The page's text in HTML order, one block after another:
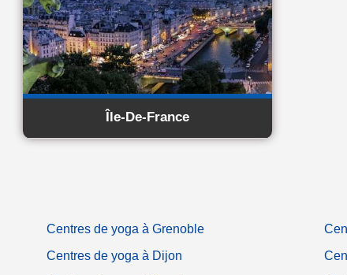
Île-De-France
Centres de yoga à Grenoble
Centres de yoga à Dijon